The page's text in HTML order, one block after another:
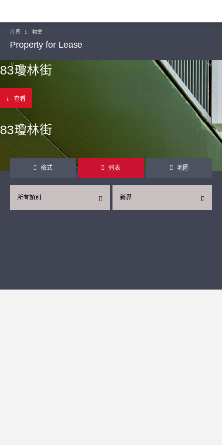
首頁 物業
Property for Lease
83瓊林街
查看
83瓊林街
格式 列表 地圖
新界
所有類別